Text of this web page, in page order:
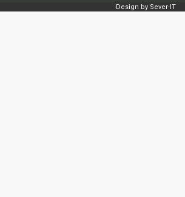
Design by Sever-IT